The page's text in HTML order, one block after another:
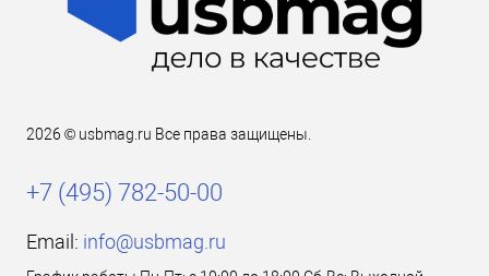
2026 © usbmag.ru Все права защищены.
+7 (495) 782-50-00
Email: info@usbmag.ru